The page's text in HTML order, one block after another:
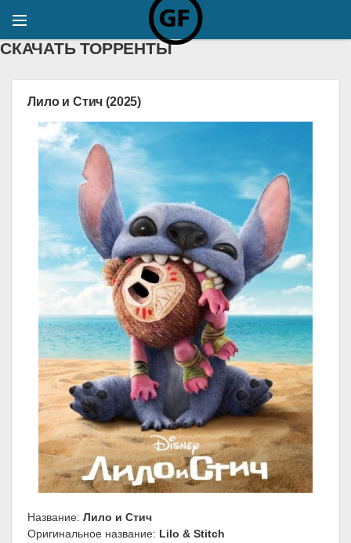
СКАЧАТЬ ТОРРЕНТЫ
Лило и Стич (2025)
Название: Лило и Стич
Оригинальное название: Lilo & Stitch